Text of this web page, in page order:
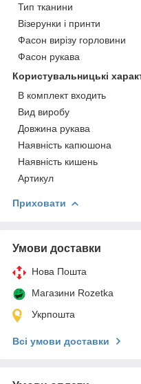
Тип тканини
Візерунки і принти
Фасон вирізу горловини
Фасон рукава
Користувальницькі
В комплект входить
Вид виробу
Довжина рукава
Наявність капюшона
Наявність кишень
Артикул
Приховати
Умови доставки
Нова Пошта
Магазини Rozetka
Укрпошта
Всі умови доставки